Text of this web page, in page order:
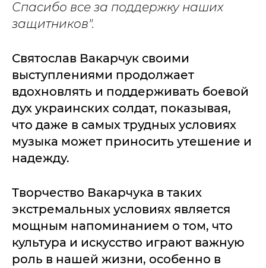
Спасибо все за поддержку наших
защитников".
Святослав Вакарчук своими
выступлениями продолжает
вдохновлять и поддерживать боевой
дух украинских солдат, показывая,
что даже в самых трудных условиях
музыка может приносить утешение и
надежду.
Творчество Вакарчука в таких
экстремальных условиях является
мощным напоминанием о том, что
культура и искусство играют важную
роль в нашей жизни, особенно в